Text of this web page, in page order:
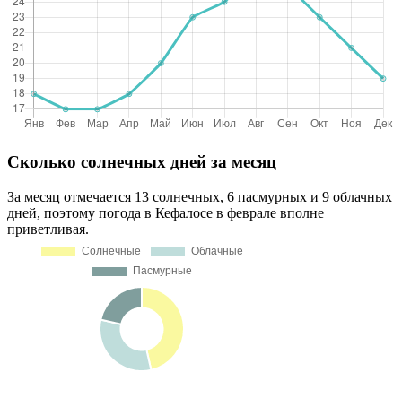
Сколько солнечных дней за месяц
За месяц отмечается 13 солнечных, 6 пасмурных и 9 облачных
дней, поэтому погода в Кефалосе в феврале вполне
приветливая.